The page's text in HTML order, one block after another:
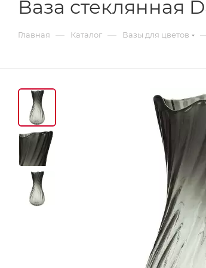
Ваза стеклянная
Главная — Каталог — Вазы для цветов